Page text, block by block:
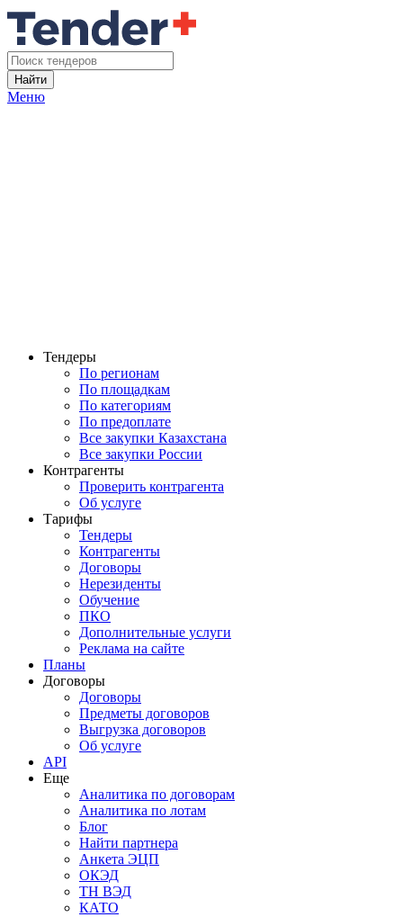
Найти
Меню
Тендеры
По регионам
По площадкам
По категориям
По предоплате
Все закупки Казахстана
Все закупки России
Контрагенты
Проверить контрагента
Об услуге
Тарифы
Тендеры
Контрагенты
Договоры
Нерезиденты
Обучение
ПКО
Дополнительные услуги
Реклама на сайте
Планы
Договоры
Договоры
Предметы договоров
Выгрузка договоров
Об услуге
API
Еще
Аналитика по договорам
Аналитика по лотам
Блог
Найти партнера
Анкета ЭЦП
ОКЭД
ТН ВЭД
КАТО